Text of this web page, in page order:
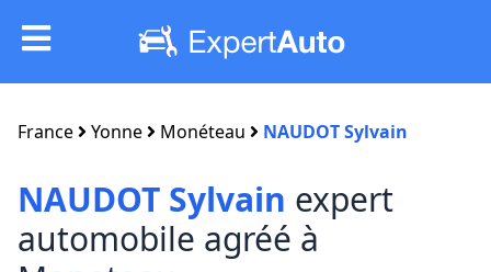
France Yonne Monéteau NAUDOT Sylvain
NAUDOT Sylvain expert
automobile agréé à